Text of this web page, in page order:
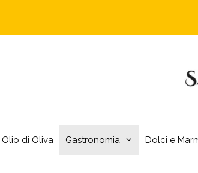
Olio di Oliva Gastronomia Dolci e